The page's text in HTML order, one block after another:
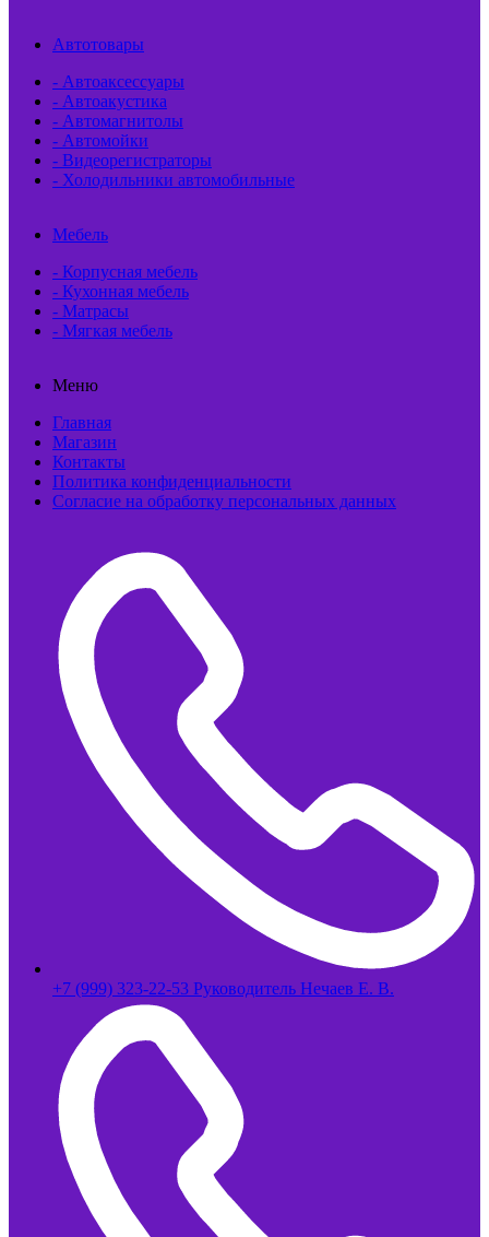
Автотовары
- Автоаксессуары
- Автоакустика
- Автомагнитолы
- Автомойки
- Видеорегистраторы
- Холодильники автомобильные
Мебель
- Корпусная мебель
- Кухонная мебель
- Матрасы
- Мягкая мебель
Меню
Главная
Магазин
Контакты
Политика конфиденциальности
Согласие на обработку персональных данных
+7 (999) 323-22-53 Руководитель Нечаев Е. В.